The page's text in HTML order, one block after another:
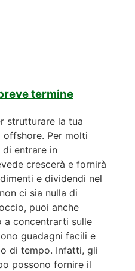
termine
strutturare la tua
Per molti
di entrare in
crescerà e fornirà
e dividendi nel
ci sia nulla di
puoi anche
a concentrarti sulle
guadagni facili e
di tempo. Infatti, gli
possono fornire il